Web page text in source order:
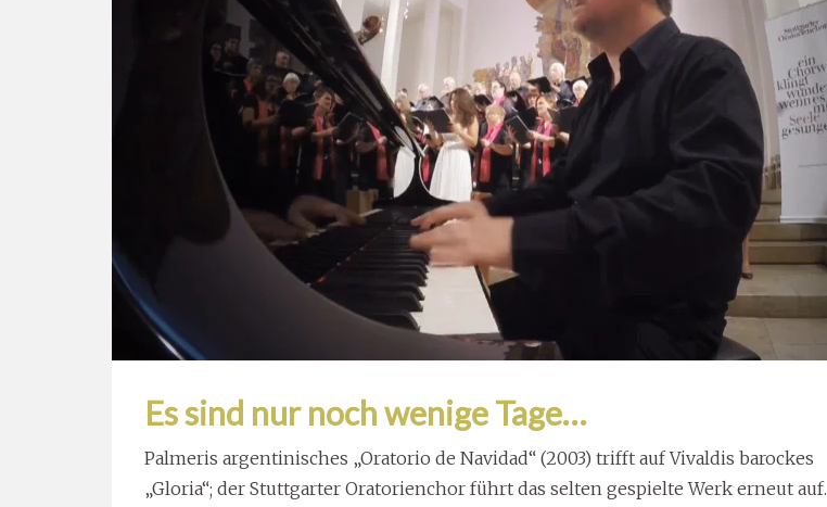
Es sind nur noch wenige Tage…
Palmeris argentinisches „Oratorio de Navidad“ (2003) trifft auf Vivaldis barockes
„Gloria“; der Stuttgarter Oratorienchor führt das selten gespielte Werk erneut auf.